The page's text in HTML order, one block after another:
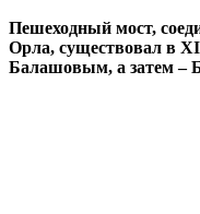
Пешеходный мост,
Орла, существовал в
Балашовым, а затем –